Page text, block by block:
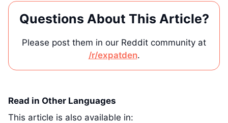
Questions About This Article?
Please post them in our Reddit community at
/r/expatden.
Read in Other Languages
This article is also available in: